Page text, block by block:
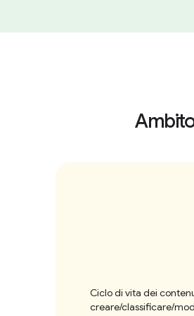
Ciclo di vita dei
creare/classificare/